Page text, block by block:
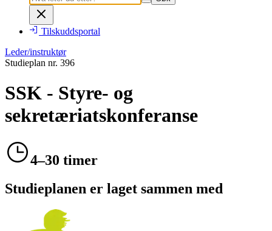
Tilskuddsportal
Leder/instruktør
Studieplan nr. 396
SSK - Styre- og
sekretæriatskonferanse
4–30 timer
Studieplanen er laget sammen med